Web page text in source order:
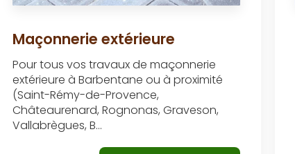
Maçonnerie extérieure
Pour tous vos travaux de maçonnerie
extérieure à Barbentane ou à proximité
(Saint-Rémy-de-Provence,
Châteaurenard, Rognonas, Graveson,
Vallabrègues, B...